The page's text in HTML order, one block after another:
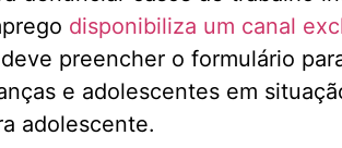
disponibiliza um canal
preencher o formulário
e adolescentes em
adolescente.